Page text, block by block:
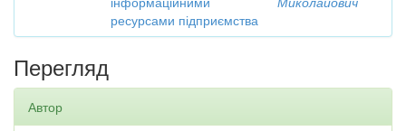
ресурсами підприємства
Перегляд
Автор